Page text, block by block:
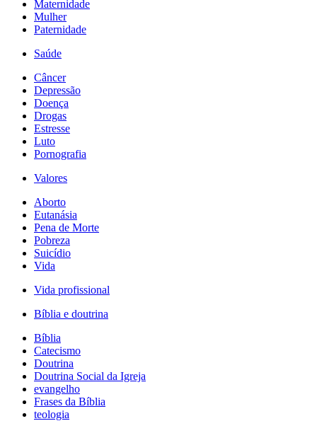
Maternidade
Mulher
Paternidade
Saúde
Câncer
Depressão
Doença
Drogas
Estresse
Luto
Pornografia
Valores
Aborto
Eutanásia
Pena de Morte
Pobreza
Suicídio
Vida
Vida profissional
Bíblia e doutrina
Bíblia
Catecismo
Doutrina
Doutrina Social da Igreja
evangelho
Frases da Bíblia
teologia